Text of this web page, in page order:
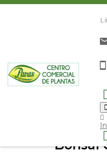
Plantas
Bonsai